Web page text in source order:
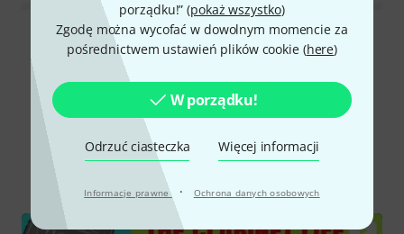
porządku!” (pokaż wszystko)
Zgodę można wycofać w dowolnym momencie za
pośrednictwem ustawień plików cookie (here)
W porządku!
Odrzuć ciasteczka Więcej informacji
Informacje prawne · Ochrona danych osobowych
Wszystkie oceny
Czy wiesz że?
Wszystko